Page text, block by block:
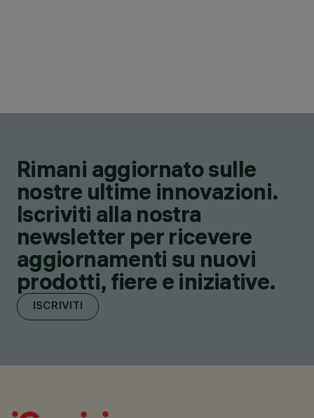
Rimani aggiornato sulle
nostre ultime innovazioni.
Iscriviti alla nostra
newsletter per ricevere
aggiornamenti su nuovi
prodotti, fiere e iniziative.
ISCRIVITI